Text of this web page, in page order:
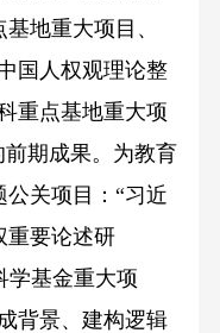
地重大项目、
国人权观理论整
重点基地重大项
前期成果。为教育
关项目：“习近
重要论述研
学基金重大项
背景、建构逻辑